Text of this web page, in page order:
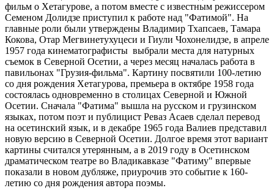
фильм о Хетагурове, а потом вместе с известным режиссером
Семеном Долидзе приступил к работе над "Фатимой". На
главные роли были утверждены Владимир Тхапсаев, Тамара
Кокова, Отар Мегвинетухуцеси и Гиули Чохонелидзе, в апреле
1957 года кинематографисты выбрали места для натурных
съемок в Северной Осетии, а через месяц началась работа в
павильонах "Грузия-фильма". Картину посвятили 100-летию
со дня рождения Хетагурова, премьера в октябре 1958 года
состоялась одновременно в столицах Северной и Южной
Осетии. Сначала "Фатима" вышла на русском и грузинском
языках, потом поэт и публицист Реваз Асаев сделал перевод
на осетинский язык, и в декабре 1965 года Валиев представил
новую версию в Северной Осетии. Долгое время этот вариант
картины считался утерянным, а в 2019 году в Осетинском
драматическом театре во Владикавказе "Фатиму" впервые
показали в новом дубляже, приурочив это событие к 160-
летию со дня рождения автора поэмы.